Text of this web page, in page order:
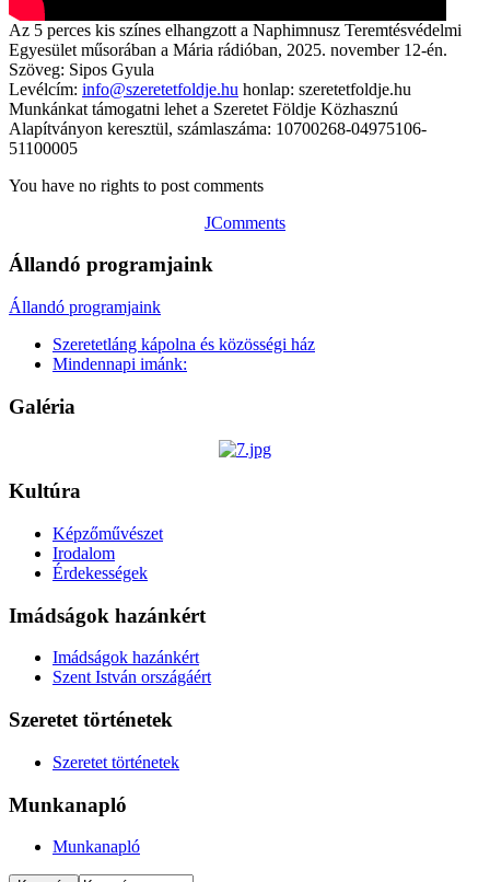
Az 5 perces kis színes elhangzott a Naphimnusz Teremtésvédelmi
Egyesület műsorában a Mária rádióban, 2025. november 12-én.
Szöveg: Sipos Gyula
Levélcím: info@szeretetfoldje.hu honlap: szeretetfoldje.hu
Munkánkat támogatni lehet a Szeretet Földje Közhasznú
Alapítványon keresztül, számlaszáma: 10700268-04975106-
51100005
You have no rights to post comments
JComments
Állandó programjaink
Állandó programjaink
Szeretetláng kápolna és közösségi ház
Mindennapi imánk:
Galéria
Kultúra
Képzőművészet
Irodalom
Érdekességek
Imádságok hazánkért
Imádságok hazánkért
Szent István országáért
Szeretet történetek
Szeretet történetek
Munkanapló
Munkanapló